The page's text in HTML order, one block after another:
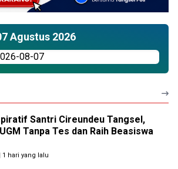
Agustus 2026
Santri Cireundeu Tangsel,
Tanpa Tes dan Raih Beasiswa
| 1 hari yang lalu